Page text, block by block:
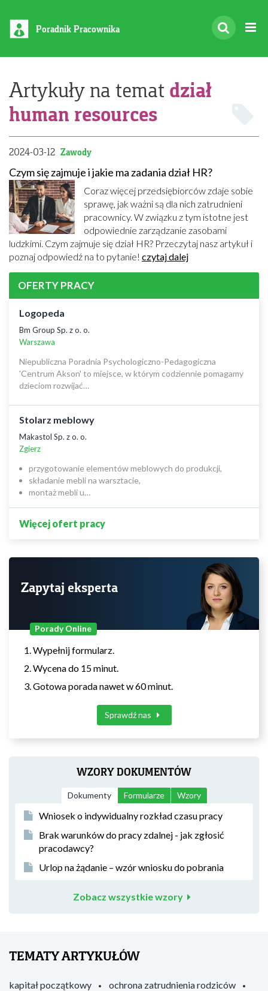
Poradnik Pracownika
Artykuły na temat dział
human resources
2024-03-12 Zawody
Czym się zajmuje i jakie ma zadania dział HR?
Coraz więcej przedsiębiorców zdaje sobie
sprawę, jak ważni są dla nich zatrudnieni
pracownicy. W związku z tym istotne jest
odpowiednie zarządzanie zasobami
ludzkimi. Czym zajmuje się dział HR? Przeczytaj nasz artykuł i
poznaj odpowiedź na to pytanie! czytaj dalej
OFERTY PRACY
Logopeda
Bm Group Sp. z o. o.
Warszawa
Niepubliczna Poradnia Psychologiczno-Pedagogiczna
'Centrum Akson' to miejsce, w którym codziennie pomagamy
dzieciom rozwijać…
Stolarz meblowy
Makastol Sp. z o. o.
Zgierz
przygotowanie elementów meblowych do produkcji,
składanie mebli na warsztacie,
montaż mebli u…
Więcej ofert pracy
Zapytaj eksperta
Porady Online
Wypełnij formularz.
Wycena do 15 minut.
Gotowa porada nawet w 60 minut.
Sprawdź nas
WZORY DOKUMENTÓW
Dokumenty Formularze Wzory
Wniosek o indywidualny rozkład czasu pracy
Brak warunków do pracy zdalnej - jak zgłosić
pracodawcy?
Urlop na żądanie – wzór wniosku do pobrania
Zobacz wszystkie wzory
TEMATY ARTYKUŁÓW
kapitał początkowy
ochrona zatrudnienia rodziców